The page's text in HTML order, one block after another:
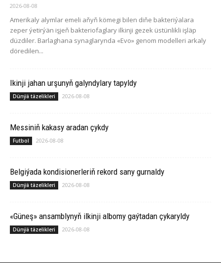
2026-08-08
Amerikaly alymlar emeli aňyň kömegi bilen diňe bakteriýalara
zeper ýetirýän işjeň bakteriofaglary ilkinji gezek üstünlikli işläp
düzdiler. Barlaghana synaglarynda «Evo» genom modelleri arkaly
döredilen...
Ikinji jahan urşunyň galyndylary tapyldy
Dünýä täzelikleri 2026-08-08
Messiniň kakasy aradan çykdy
Futbol 2026-08-08
Belgiýada kondisionerleriň rekord sany gurnaldy
Dünýä täzelikleri 2026-08-08
«Güneş» ansamblynyň ilkinji albomy gaýtadan çykaryldy
Dünýä täzelikleri 2026-08-08